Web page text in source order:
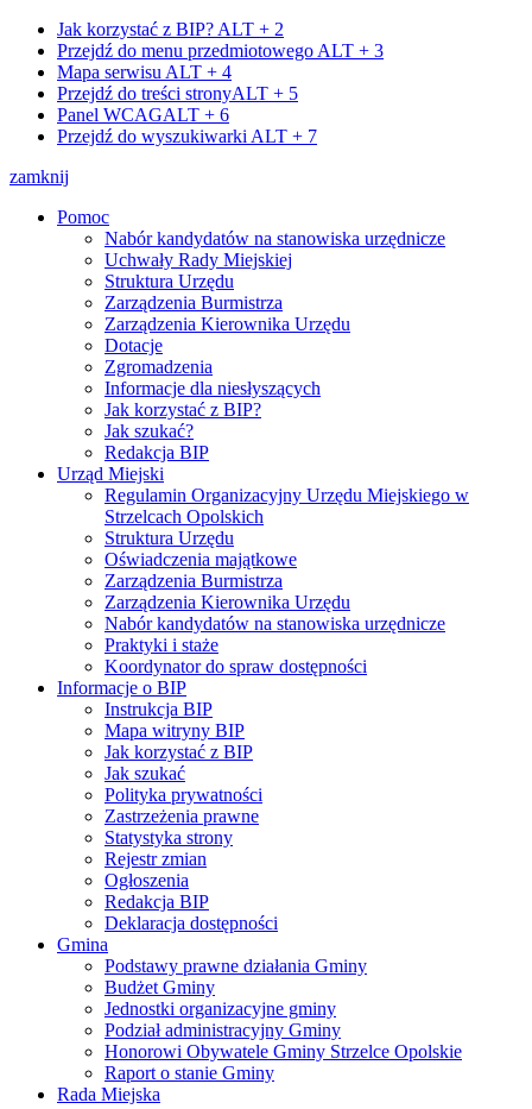
Jak korzystać z BIP? ALT + 2
Przejdź do menu przedmiotowego ALT + 3
Mapa serwisu ALT + 4
Przejdź do treści stronyALT + 5
Panel WCAGALT + 6
Przejdź do wyszukiwarki ALT + 7
zamknij
Pomoc
Nabór kandydatów na stanowiska urzędnicze
Uchwały Rady Miejskiej
Struktura Urzędu
Zarządzenia Burmistrza
Zarządzenia Kierownika Urzędu
Dotacje
Zgromadzenia
Informacje dla niesłyszących
Jak korzystać z BIP?
Jak szukać?
Redakcja BIP
Urząd Miejski
Regulamin Organizacyjny Urzędu Miejskiego w
Strzelcach Opolskich
Struktura Urzędu
Oświadczenia majątkowe
Zarządzenia Burmistrza
Zarządzenia Kierownika Urzędu
Nabór kandydatów na stanowiska urzędnicze
Praktyki i staże
Koordynator do spraw dostępności
Informacje o BIP
Instrukcja BIP
Mapa witryny BIP
Jak korzystać z BIP
Jak szukać
Polityka prywatności
Zastrzeżenia prawne
Statystyka strony
Rejestr zmian
Ogłoszenia
Redakcja BIP
Deklaracja dostępności
Gmina
Podstawy prawne działania Gminy
Budżet Gminy
Jednostki organizacyjne gminy
Podział administracyjny Gminy
Honorowi Obywatele Gminy Strzelce Opolskie
Raport o stanie Gminy
Rada Miejska